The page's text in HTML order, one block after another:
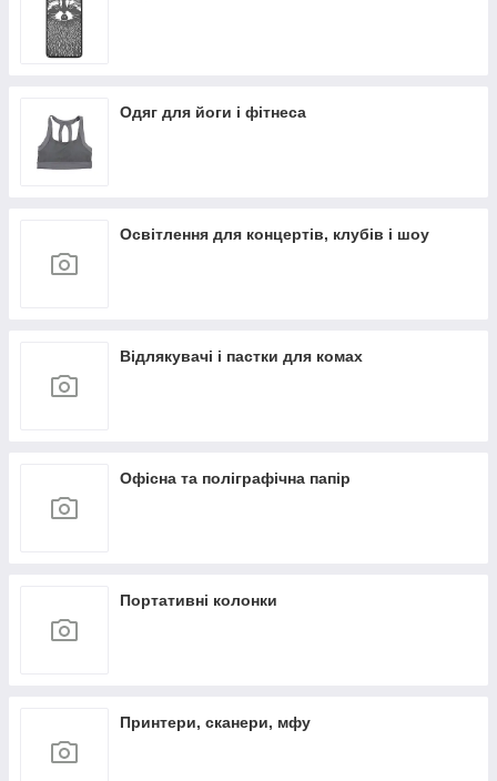
Одяг для йоги і фітнеса
Освітлення для концертів, клубів і шоу
Відлякувачі і пастки для комах
Офісна та поліграфічна папір
Портативні колонки
Принтери, сканери, мфу